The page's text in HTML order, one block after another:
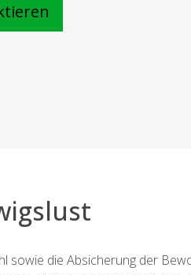
sowie die Absicherung der